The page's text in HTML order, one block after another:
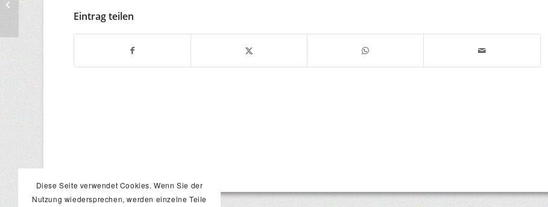
Eintrag teilen
Talentförderung
Diese Seite verwendet Cookies. Wenn Sie der
Nutzung wiedersprechen, werden einzelne Teile